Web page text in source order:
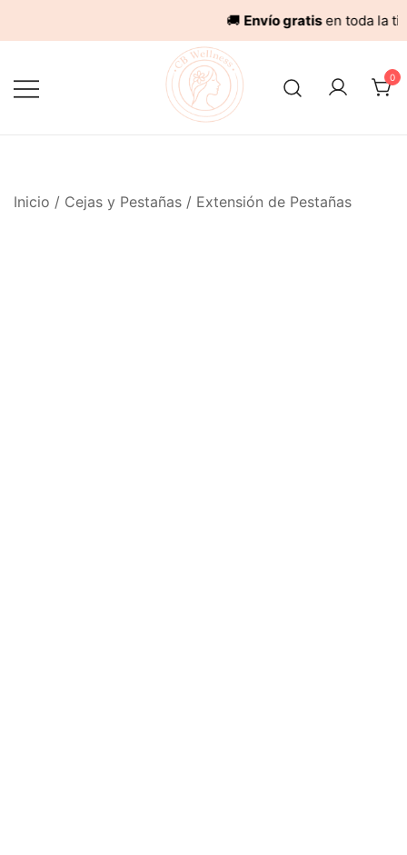
Envío gratisen toda la tienda
contenido
0
Inicio / Cejas y Pestañas / Extensión de Pestañas